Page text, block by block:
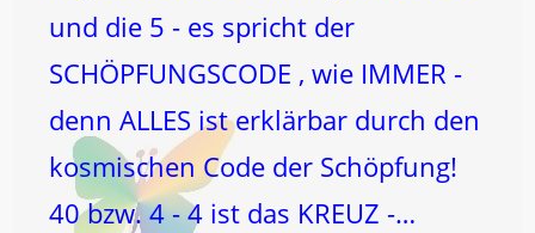
und die 5 - es spricht der
SCHÖPFUNGSCODE , wie IMMER -
denn ALLES ist erklärbar durch den
kosmischen Code der Schöpfung!
40 bzw. 4 - 4 ist das KREUZ -…